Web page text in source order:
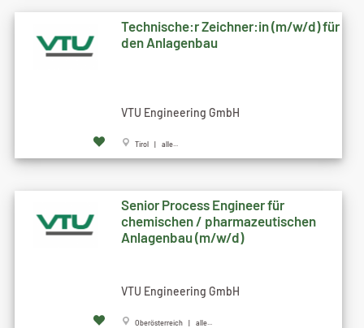
Technische:r Zeichner:in (m/w/d) für
den Anlagenbau
VTU Engineering GmbH
Tirol | alle...
Senior Process Engineer für
chemischen / pharmazeutischen
Anlagenbau (m/w/d)
VTU Engineering GmbH
Oberösterreich | alle...